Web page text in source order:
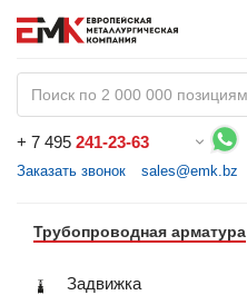
+ 7 495 241-23-63
Заказать звонок sales@emk.bz
Трубопроводная арматура
Задвижка